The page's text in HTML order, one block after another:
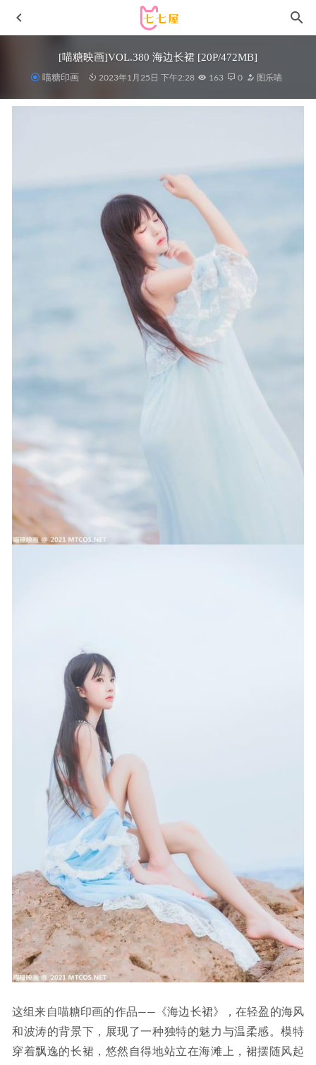
[喵糖映画]VOL.380 海边长裙 [20P/472MB]
喵糖印画 2023年1月25日 下午2:28 163 0 图乐喵
这组来自喵糖印画的作品——《海边长裙》，在轻盈的海风
和波涛的背景下，展现了一种独特的魅力与温柔感。模特
穿着飘逸的长裙，悠然自得地站立在海滩上，裙摆随风起
[Xiuren秀人网]2025.02.21 NO.9920 小橘子
orange[86+1P/787MB]
2025-08-27
[Xiuren秀人网]2023.11.17 NO.7677 玥儿玥er[66+1P/652MB]
末夜787 – NO.11 蕾姆女仆泳装 [47P-407MB]
2023-02-03
rioko凉凉子 – NO.113 情人节巧克力[40P20V-1.02GB]
[微密圈]陈大小姐 –黑色情趣吊带[22P6V-58MB]